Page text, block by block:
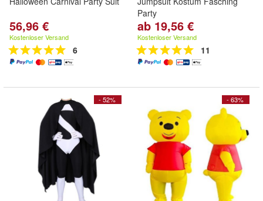
56,96 €
Kostenloser Versand
6
Party
ab 19,56 €
Kostenloser Versand
11
- 52% - 63%